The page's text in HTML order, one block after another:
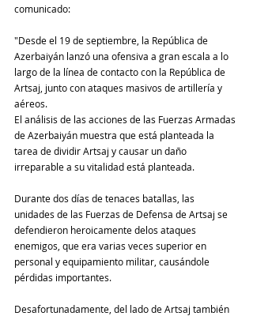
comunicado:
"Desde el 19 de septiembre, la República de
Azerbaiyán lanzó una ofensiva a gran escala a lo
largo de la línea de contacto con la República de
Artsaj, junto con ataques masivos de artillería y
aéreos.
El análisis de las acciones de las Fuerzas Armadas
de Azerbaiyán muestra que está planteada la
tarea de dividir Artsaj y causar un daño
irreparable a su vitalidad está planteada.
Durante dos días de tenaces batallas, las
unidades de las Fuerzas de Defensa de Artsaj se
defendieron heroicamente delos ataques
enemigos, que era varias veces superior en
personal y equipamiento militar, causándole
pérdidas importantes.
Desafortunadamente, del lado de Artsaj también